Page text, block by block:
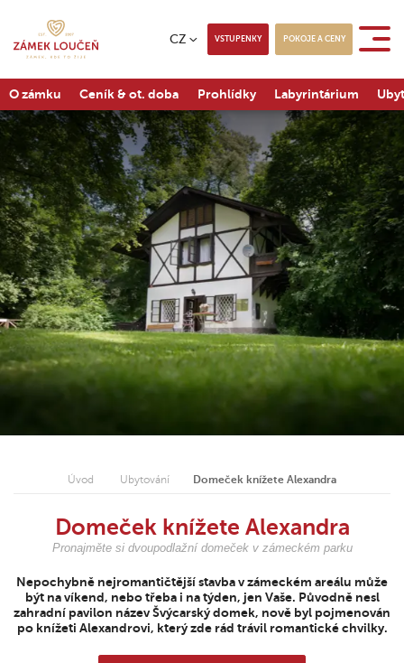
CZ VSTUPENKY POKOJE A CENY
O zámku Ceník & ot. doba Prohlídky Labyrintárium
Úvod Ubytování Domeček knížete Alexandra
Domeček knížete Alexandra
Pronajměte si dvoupodlažní domeček v zámeckém parku
Nepochybně nejromantičtější stavba v zámeckém areálu může
být na víkend, nebo třeba i na týden, jen Vaše. Původně nesl
zahradní pavilon název Švýcarský domek, nově byl pojmenován
po knížeti Alexandrovi, který zde rád trávil romantické chvilky.